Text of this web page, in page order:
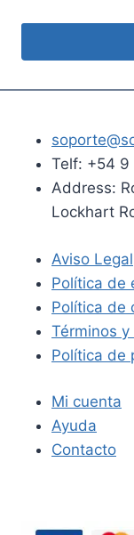
Telf: +54 9
Address:
Lockhart
Aviso Legal
Política de
Política de
Términos
Política de
Mi cuenta
Ayuda
Contacto